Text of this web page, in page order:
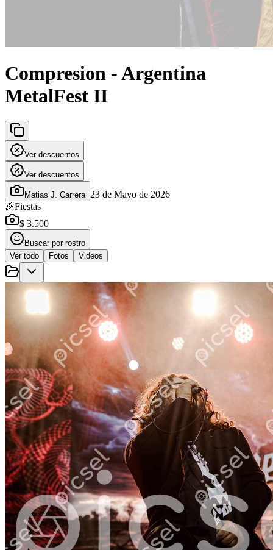
Compresion - Argentina
MetalFest II
Ver descuentos
Ver descuentos
Matias J. Carrera 23 de Mayo de 2026
🎉Fiestas
$ 3.500
Buscar por rostro
Ver todo
Fotos Videos